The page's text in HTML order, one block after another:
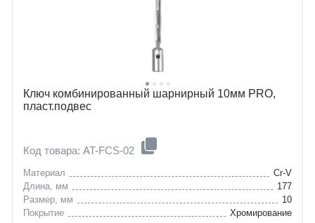
Ключ комбинированный шарнирный 10мм PRO,
пласт.подвес
Код товара: AT-FCS-02
Материал
Cr-V
Длина, мм
177
Размер, мм
10
Покрытие
Хромирование